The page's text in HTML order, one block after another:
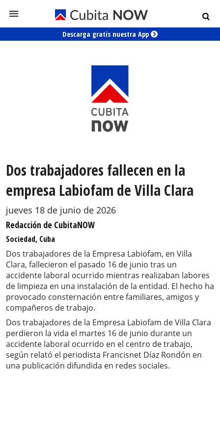
Descarga gratis nuestra App
Dos trabajadores fallecen en la
empresa Labiofam de Villa Clara
jueves 18 de junio de 2026
Redacción de CubitaNOW
Sociedad, Cuba
Dos trabajadores de la Empresa Labiofam, en Villa
Clara, fallecieron el pasado 16 de junio tras un
accidente laboral ocurrido mientras realizaban labores
de limpieza en una instalación de la entidad. El hecho ha
provocado consternación entre familiares, amigos y
compañeros de trabajo.
Dos trabajadores de la Empresa Labiofam de Villa Clara
perdieron la vida el martes 16 de junio durante un
accidente laboral ocurrido en el centro de trabajo,
según relató el periodista Francisnet Díaz Rondón en
una publicación difundida en redes sociales.